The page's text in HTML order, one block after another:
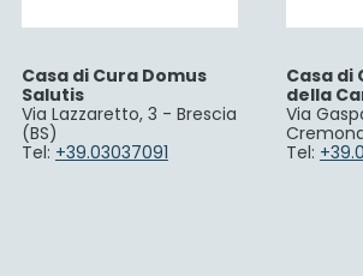
Casa di Cura Domus
Salutis
Via Lazzaretto, 3 - Brescia
(BS)
Tel: +39.03037091
Casa di
della
Via
Tel: